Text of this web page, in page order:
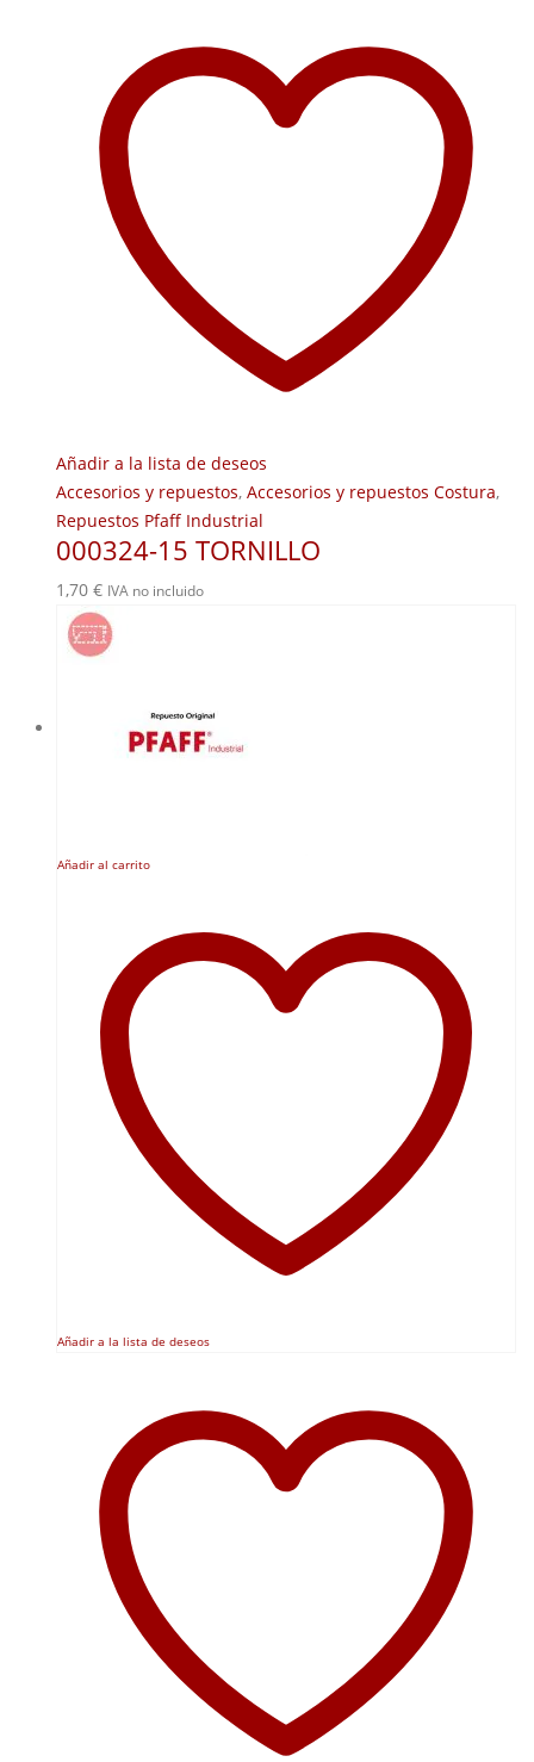
Añadir a la lista de deseos
Accesorios y repuestos, Accesorios y repuestos Costura,
Repuestos Pfaff Industrial
000324-15 TORNILLO
1,70 € IVA no incluido
Añadir al carrito
Añadir a la lista de deseos